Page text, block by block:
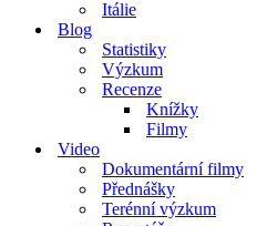
Itálie
Blog
Statistiky
Výzkum
Recenze
Knížky
Filmy
Video
Dokumentární filmy
Přednášky
Terénní výzkum